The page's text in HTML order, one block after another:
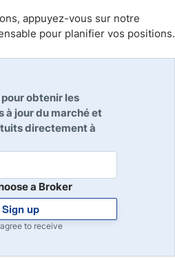
appuyez-vous sur notre
pour planifier vos positions.
obtenir les
à jour du marché et
directement à
a Broker
Sign up
to receive